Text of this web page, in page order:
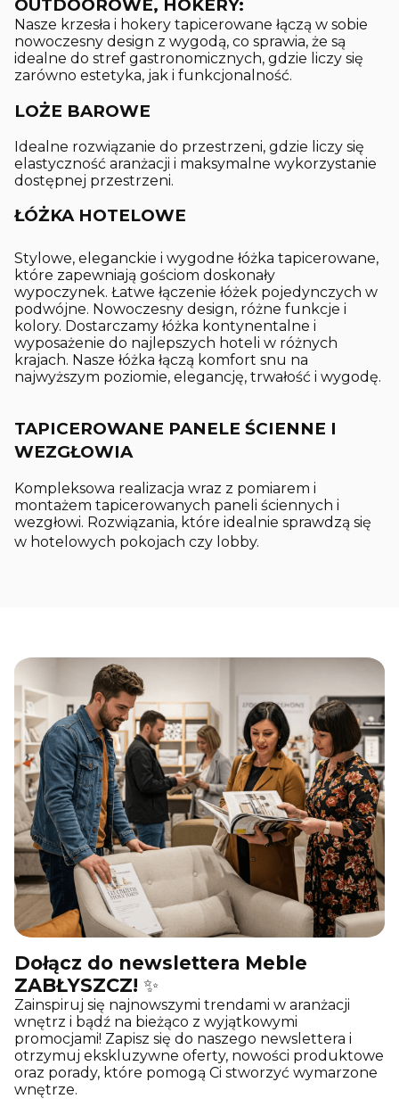
OUTDOOROWE, HOKERY:
Nasze krzesła i hokery tapicerowane łączą w sobie
nowoczesny design z wygodą, co sprawia, że są
idealne do stref gastronomicznych, gdzie liczy się
zarówno estetyka, jak i funkcjonalność.
LOŻE BAROWE
Idealne rozwiązanie do przestrzeni, gdzie liczy się
elastyczność aranżacji i maksymalne wykorzystanie
dostępnej przestrzeni.
ŁÓŻKA HOTELOWE
Stylowe, eleganckie i wygodne łóżka tapicerowane,
które zapewniają gościom doskonały
wypoczynek. Łatwe łączenie łóżek pojedynczych w
podwójne. Nowoczesny design, różne funkcje i
kolory. Dostarczamy łóżka kontynentalne i
wyposażenie do najlepszych hoteli w różnych
krajach. Nasze łóżka łączą komfort snu na
najwyższym poziomie, elegancję, trwałość i wygodę.
TAPICEROWANE PANELE ŚCIENNE I
WEZGŁOWIA
Kompleksowa realizacja wraz z pomiarem i
montażem tapicerowanych paneli ściennych i
wezgłowi. Rozwiązania, które idealnie sprawdzą się
w hotelowych pokojach czy lobby.
Dołącz do newslettera Meble
ZABŁYSZCZ! ✨
Zainspiruj się najnowszymi trendami w aranżacji
wnętrz i bądź na bieżąco z wyjątkowymi
promocjami! Zapisz się do naszego newslettera i
otrzymuj ekskluzywne oferty, nowości produktowe
oraz porady, które pomogą Ci stworzyć wymarzone
wnętrze.